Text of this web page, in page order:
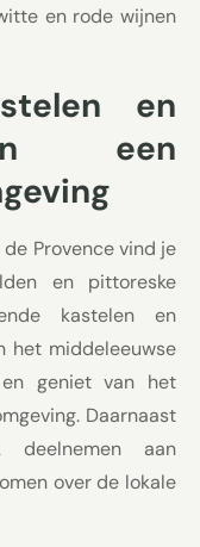
en rode wijnen
en
in een
Provence vind je
en pittoreske
kastelen en
het middeleeuwse
en geniet van het
Daarnaast
aan
over de lokale